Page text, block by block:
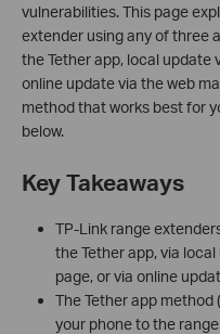
vulnerabilities. This page
extender using any of three
the Tether app, local update
online update via the web
method that works best for
below.
Key Takeaways
TP-Link range
the Tether app, via
page, or via online
The Tether app
your phone to the